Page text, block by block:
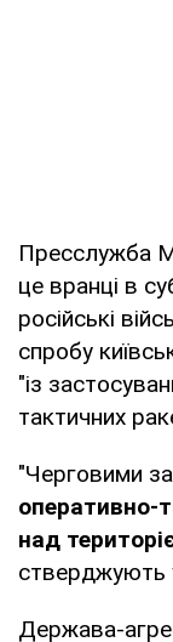
Пресслужба
це вранці в
російські
спробу
"із
тактичних
"Черговими
оперативно-
над
стверджують
Держава-